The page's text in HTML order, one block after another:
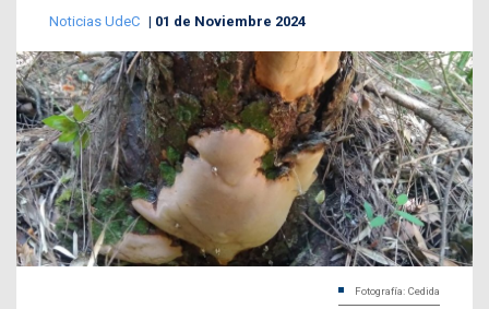
Noticias UdeC 01 de Noviembre 2024
Fotografía: Cedida